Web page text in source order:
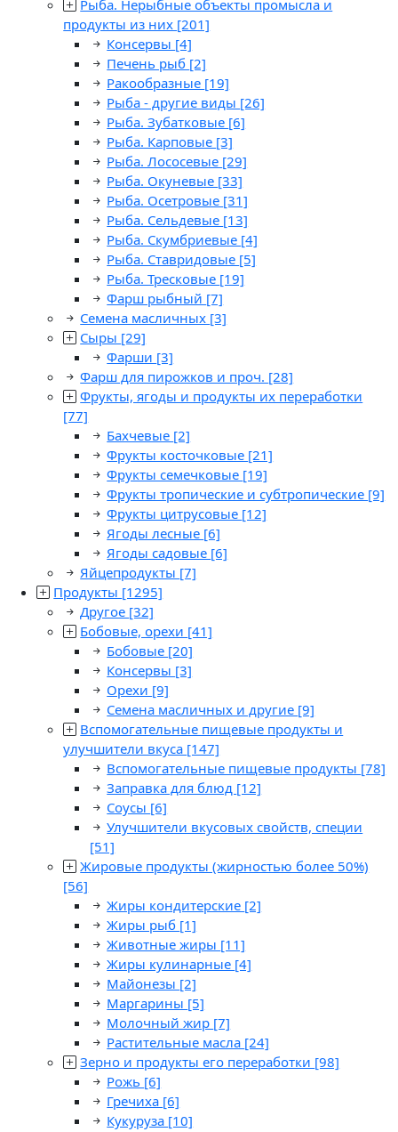
Рыба. Нерыбные объекты промысла и
продукты из них [201]
Консервы [4]
Печень рыб [2]
Ракообразные [19]
Рыба - другие виды [26]
Рыба. Зубатковые [6]
Рыба. Карповые [3]
Рыба. Лососевые [29]
Рыба. Окуневые [33]
Рыба. Осетровые [31]
Рыба. Сельдевые [13]
Рыба. Скумбриевые [4]
Рыба. Ставридовые [5]
Рыба. Тресковые [19]
Фарш рыбный [7]
Семена масличных [3]
Сыры [29]
Фарши [3]
Фарш для пирожков и проч. [28]
Фрукты, ягоды и продукты их переработки
[77]
Бахчевые [2]
Фрукты косточковые [21]
Фрукты семечковые [19]
Фрукты тропические и субтропические [9]
Фрукты цитрусовые [12]
Ягоды лесные [6]
Ягоды садовые [6]
Яйцепродукты [7]
Продукты [1295]
Другое [32]
Бобовые, орехи [41]
Бобовые [20]
Консервы [3]
Орехи [9]
Семена масличных и другие [9]
Вспомогательные пищевые продукты и
улучшители вкуса [147]
Вспомогательные пищевые продукты [78]
Заправка для блюд [12]
Соусы [6]
Улучшители вкусовых свойств, специи
[51]
Жировые продукты (жирностью более 50%)
[56]
Жиры кондитерские [2]
Жиры рыб [1]
Животные жиры [11]
Жиры кулинарные [4]
Майонезы [2]
Маргарины [5]
Молочный жир [7]
Растительные масла [24]
Зерно и продукты его переработки [98]
Рожь [6]
Гречиха [6]
Кукуруза [10]